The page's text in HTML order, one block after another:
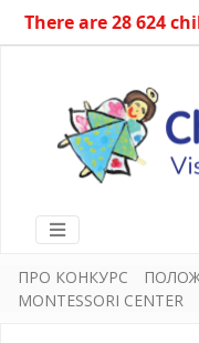
There are 28 624
ПРО КОНКУРС
MONTESSORI CENTER